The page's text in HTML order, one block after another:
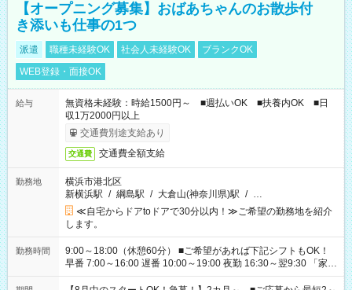
【オープニング募集】おばあちゃんのお散歩付
き添いも仕事の1つ
派遣 職種未経験OK 社会人未経験OK
ブランクOK
WEB登録・面接OK
給与
無資格未経験：時給1500円～ ■週払いOK ■扶養内OK ■日
収1万2000円以上
交通費別途支給あり
交通費 交通費全額支給
勤務地
横浜市港北区
新横浜駅 / 綱島駅 / 大倉山(神奈川県)駅 / …
≪自宅からドアtoドアで30分以内！≫ご希望の勤務地を紹介
します。
勤務時間
9:00～18:00（休憩60分） ■ご希望があれば下記シフトもOK！
早番 7:00～16:00 遅番 10:00～19:00 夜勤 16:30～翌9:30 「家族
と休みを合わせたい」 「余裕を持って夕飯の準備がしたい」